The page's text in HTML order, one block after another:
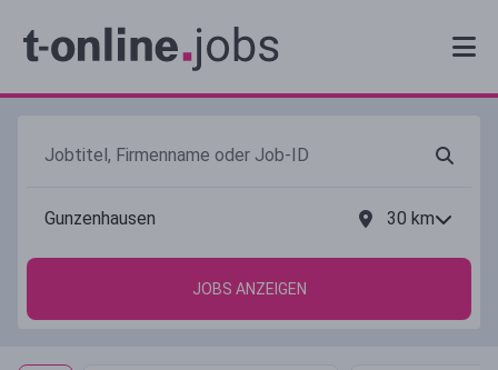
30 km
JOBS ANZEIGEN